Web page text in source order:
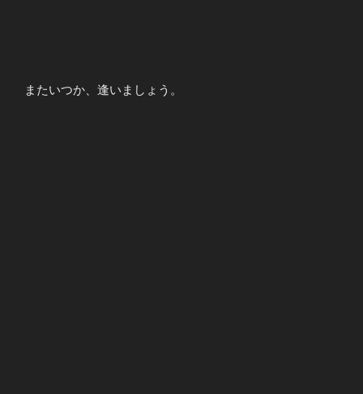
またいつか、逢いましょう。